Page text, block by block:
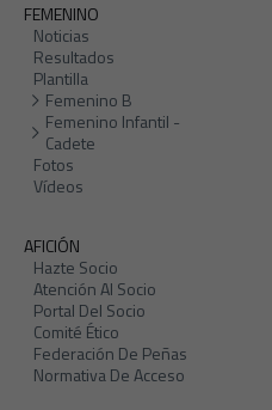
FEMENINO
Noticias
Resultados
Plantilla
Femenino B
Femenino Infantil -
Cadete
Fotos
Vídeos
AFICIÓN
Hazte Socio
Atención Al Socio
Portal Del Socio
Comité Ético
Federación De Peñas
Normativa De Acceso